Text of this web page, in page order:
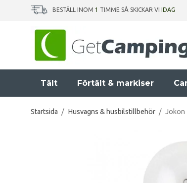
BESTÄLL INOM 1 TIMME SÅ SKICKAR VI IDAG
Tält Förtält & markiser
Startsida / Husvagns & husbilstillbehör / Jokon